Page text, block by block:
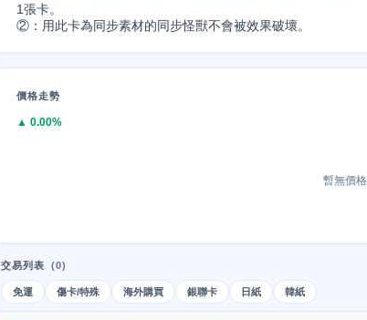
1張卡。
②：用此卡為同步素材的同步怪獸不會被效果破壞。
價格走勢
▲ 0.00%
暫無價
交易列表 (0)
免運 傷卡/特殊 海外購買 銀聯卡 日紙 韓紙